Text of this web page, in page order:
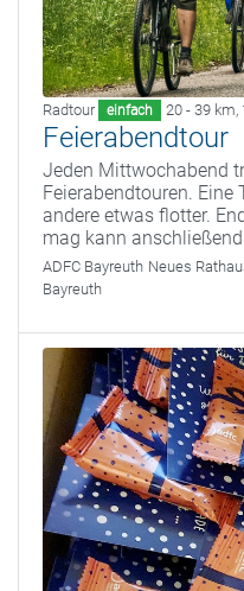
Radtour einfach 20 - 39 km,
Feierabendtour
Jeden Mittwochabend
Feierabendtouren.
andere etwas flotter.
mag kann
ADFC Bayreuth Neues
Bayreuth